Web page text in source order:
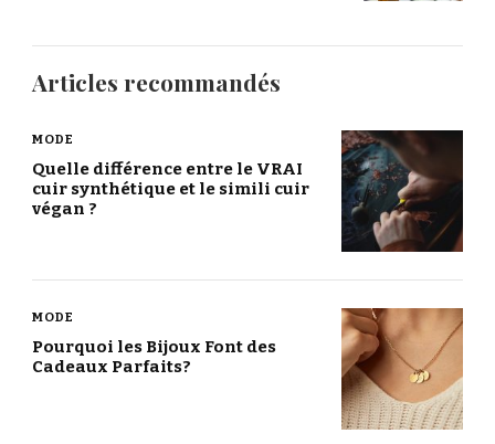
Articles recommandés
MODE
Quelle différence entre le VRAI
cuir synthétique et le simili cuir
végan ?
MODE
Pourquoi les Bijoux Font des
Cadeaux Parfaits?